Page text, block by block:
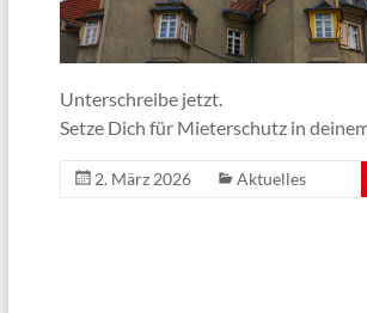
Unterschreibe jetzt.
Setze Dich für Mieterschutz in
2. März 2026 Aktuelles